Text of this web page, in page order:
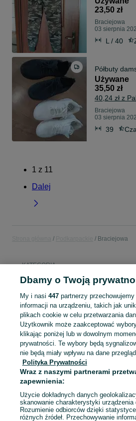
23,50 zł
Braciejowa
03 sierpnia
L / 40
Półbuty
Używane
35,50 zł
40,24 zł z
Braciejowa
03 sierpnia
39
1 z 11
Dalej
Braciejowa
KATEGORIA
Popularne wyszukiwania
łubin gorzki
Mapa kategorii
Mapa miejscowości
Mapa ministron
Popularne wyszukiwania
Dbamy o Twoją
My i nasi 447partnerzy
informacji na urządzeniu, takich jak
plikach cookie w celu przetwarzania
Użytkownik może zaakceptować
klikając poniżej lub w dowolnym
prywatności. Te wybory będą
nie będą miały wpływu na dane
Polityka Prywatności
Wraz z naszymi partnerami
zapewnienia:
Użycie dokładnych danych
skanowanie charakterystyki
Rozumienie odbiorców dzięki
różnych źródeł. Przechowywanie